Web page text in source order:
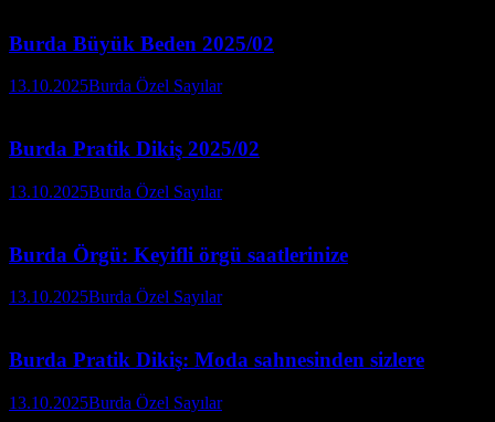
Burda Büyük Beden 2025/02
13.10.2025Burda Özel Sayılar
Burda Pratik Dikiş 2025/02
13.10.2025Burda Özel Sayılar
Burda Örgü: Keyifli örgü saatlerinize
13.10.2025Burda Özel Sayılar
Burda Pratik Dikiş: Moda sahnesinden sizlere
13.10.2025Burda Özel Sayılar